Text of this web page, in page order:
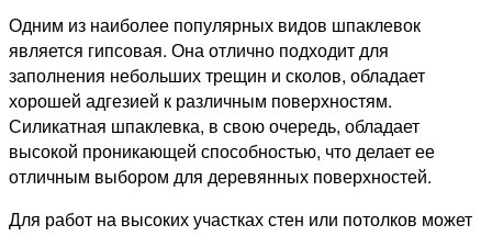
Одним из наиболее популярных видов шпаклевок
является гипсовая. Она отлично подходит для
заполнения небольших трещин и сколов, обладает
хорошей адгезией к различным поверхностям.
Силикатная шпаклевка, в свою очередь, обладает
высокой проникающей способностью, что делает ее
отличным выбором для деревянных поверхностей.
Для работ на высоких участках стен или потолков может